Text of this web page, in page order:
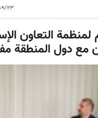
٢٣‏/٠٩‏/٢٠٢٣، ٥:٣٢ م
لمنظمة التعاون
مع دول المنطقة